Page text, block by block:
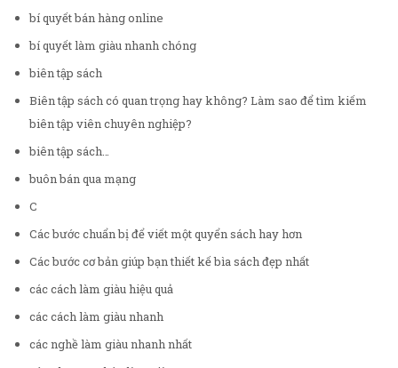
bí quyết bán hàng online
bí quyết làm giàu nhanh chóng
biên tập sách
Biên tập sách có quan trọng hay không? Làm sao để tìm kiếm
biên tập viên chuyên nghiệp?
biên tập sách…
buôn bán qua mạng
C
Các bước chuẩn bị để viết một quyển sách hay hơn
Các bước cơ bản giúp bạn thiết kế bìa sách đẹp nhất
các cách làm giàu hiệu quả
các cách làm giàu nhanh
các nghề làm giàu nhanh nhất